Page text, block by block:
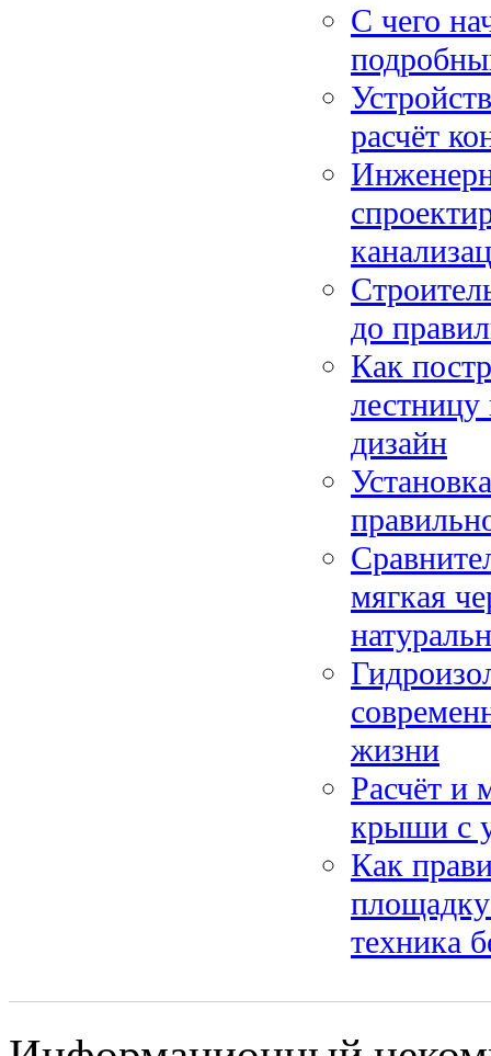
С чего
расчёт
до
Как
лестницу
дизайн
мягкая
жизни
Расчёт и
крыши с
Как
техника